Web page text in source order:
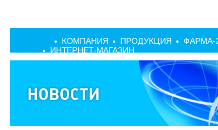
КОМПАНИЯ ПРОДУКЦИЯ
ФАРМА-
ИНТЕРНЕТ-МАГАЗИН